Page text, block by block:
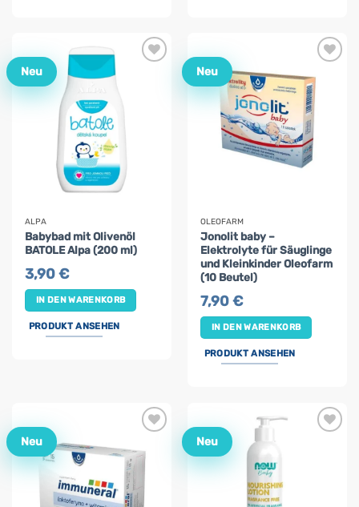
Neu
ALPA
Babybad mit Olivenöl
BATOLE Alpa (200 ml)
3,90€
IN DEN WARENKORB
PRODUKT ANSEHEN
Neu
OLEOFARM
Jonolit baby –
Elektrolyte für Säuglinge
und Kleinkinder Oleofarm
(10 Beutel)
7,90€
IN DEN WARENKORB
PRODUKT ANSEHEN
Neu Neu